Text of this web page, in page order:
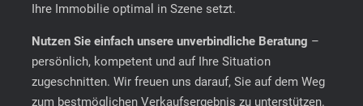
Ihre Immobilie optimal in Szene setzt.
Nutzen Sie einfach unsere unverbindliche Beratung –
persönlich, kompetent und auf Ihre Situation
zugeschnitten. Wir freuen uns darauf, Sie auf dem Weg
zum bestmöglichen Verkaufsergebnis zu unterstützen.